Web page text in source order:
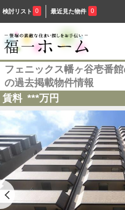
検討リスト 0 最近見た物件 0
フェニックス幡ヶ谷壱番
の過去掲載物件情報
賃料 ***万円